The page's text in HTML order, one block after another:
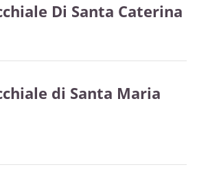
Di Santa Caterina
di Santa Maria